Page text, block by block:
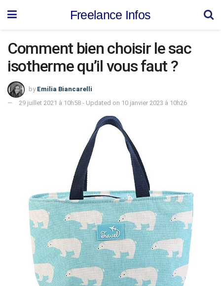
Freelance Infos
Comment bien choisir le sac
isotherme qu’il vous faut ?
by Emilia Biancarelli
29 juillet 2021 à 10h58 - Updated on 10 janvier 2023 à 10h26